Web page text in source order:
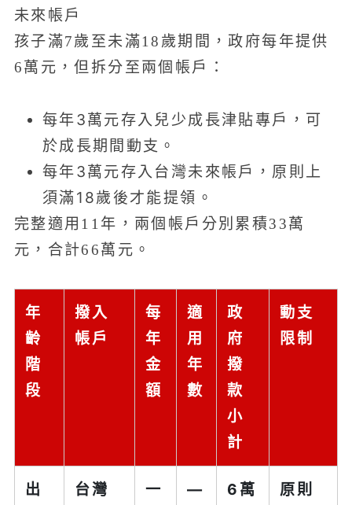
未來帳戶
孩子滿7歲至未滿18歲期間，政府每年提供
6萬元，但拆分至兩個帳戶：
每年3萬元存入兒少成長津貼專戶，可
於成長期間動支。
每年3萬元存入台灣未來帳戶，原則上
須滿18歲後才能提領。
完整適用11年，兩個帳戶分別累積33萬
元，合計66萬元。
年
齡
階
段
撥入
帳戶
每
年
金
額
適
用
年
數
政
府
撥
款
小
計
動支
限制
出
台灣
一
—
6萬
原則